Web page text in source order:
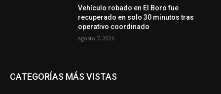
Vehículo robado en El Boro fue
recuperado en solo 30 minutos tras
operativo coordinado
agosto 7, 2026
CATEGORÍAS MÁS VISTAS